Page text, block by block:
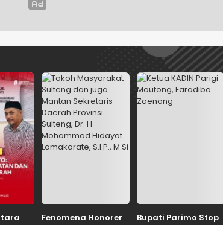
Fenomena Honorer
Bupati Parimo Stop